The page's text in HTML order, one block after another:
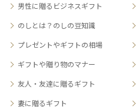
男性に贈るビジネスギフト
のしとは？のしの豆知識
プレゼントやギフトの相場
ギフトや贈り物のマナー
友人・友達に贈るギフト
妻に贈るギフト